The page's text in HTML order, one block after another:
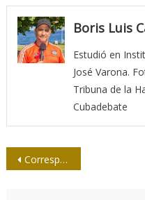
Boris Luis
Estudió en
José Varona.
Tribuna de la
Cubadebate
Navegación
Corresponsales de guerra: círculo en cámara, círculo en mira